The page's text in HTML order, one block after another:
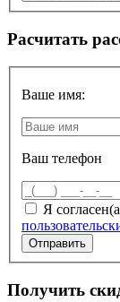
Расчитать
Ваше имя:
Ваш телефон
Я
Получить